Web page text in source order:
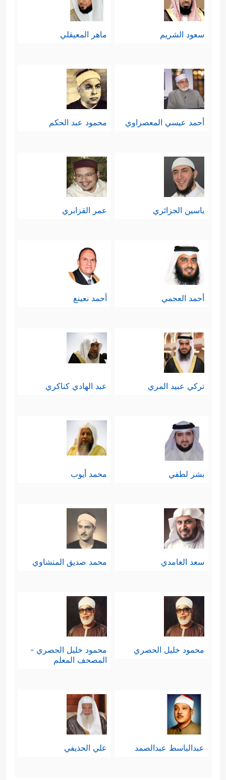
سعود الشريم ماهر المعيقلي
أحمد عيسي المعصراوي محمود عبد الحكم
ياسين الجزائري عمر القزابري
أحمد العجمي أحمد نعينع
تركي عبيد المري عبد الهادي كناكري
بشر لطفي محمد أيوب
سعد الغامدي محمد صديق المنشاوي
محمود خليل الحصري
محمود خليل الحصري -
المصحف المعلم
عبدالباسط عبدالصمد علي الحذيفي